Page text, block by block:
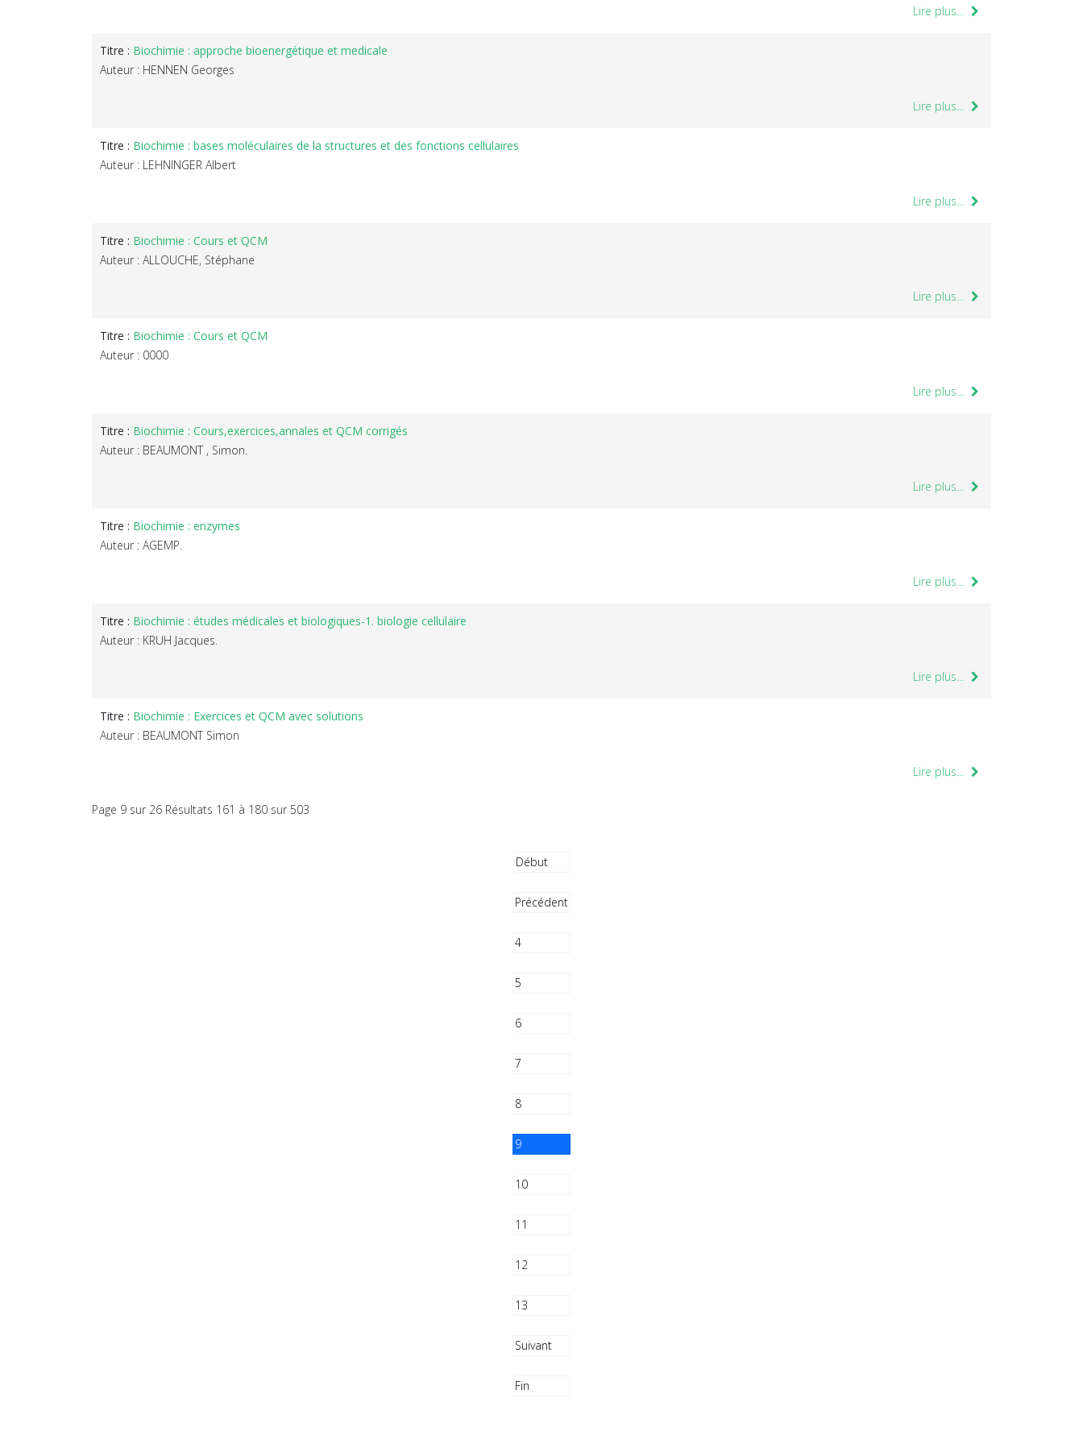
Lire plus...
Titre : Biochimie : approche bioenergétique et medicale
Auteur : HENNEN Georges
Lire plus...
Titre : Biochimie : bases moléculaires de la structures et des fonctions cellulaires
Auteur : LEHNINGER Albert
Lire plus...
Titre : Biochimie : Cours et QCM
Auteur : ALLOUCHE, Stéphane
Lire plus...
Titre : Biochimie : Cours et QCM
Auteur : 0000
Lire plus...
Titre : Biochimie : Cours,exercices,annales et QCM corrigés
Auteur : BEAUMONT , Simon.
Lire plus...
Titre : Biochimie : enzymes
Auteur : AGEMP.
Lire plus...
Titre : Biochimie : études médicales et biologiques-1. biologie cellulaire
Auteur : KRUH Jacques.
Lire plus...
Titre : Biochimie : Exercices et QCM avec solutions
Auteur : BEAUMONT Simon
Lire plus...
Page 9 sur 26 Résultats 161 à 180 sur 503
Début
Précédent
4
5
6
7
8
9
10
11
12
13
Suivant
Fin